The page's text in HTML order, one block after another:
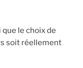
le choix de
soit réellement